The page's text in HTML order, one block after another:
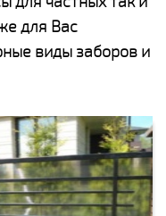
для Вас
виды заборов и